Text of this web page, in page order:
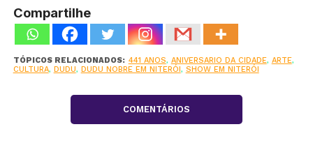
Compartilhe
TÓPICOS RELACIONADOS: 441 ANOS, ANIVERSARIO DA CIDADE, ARTE,
CULTURA, DUDU, DUDU NOBRE EM NITERÓI, SHOW EM NITERÓI
COMENTÁRIOS